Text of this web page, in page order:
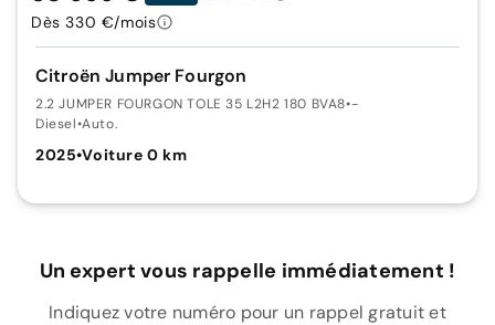
Citroën Jumper Fourgon
2.2 JUMPER FOURGON TOLE 35 L2H2 180 BVA8•-
Diesel•Auto.
2025•Voiture 0 km
Dès 330 €/mois
Un expert vous rappelle immédiatement !
Indiquez votre numéro pour un rappel gratuit et